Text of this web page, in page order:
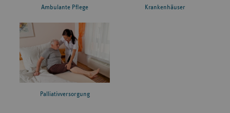
Ambulante Pflege Krankenhäuser
Palliativversorgung